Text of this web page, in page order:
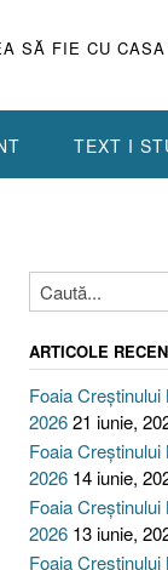
SĂ FIE CU
TEXT I
ARTICOLE
Foaia Creștinului
202621 iunie,
Foaia Creștinului
2026 14 iunie,
Foaia Creștinului
2026 13 iunie,
Foaia